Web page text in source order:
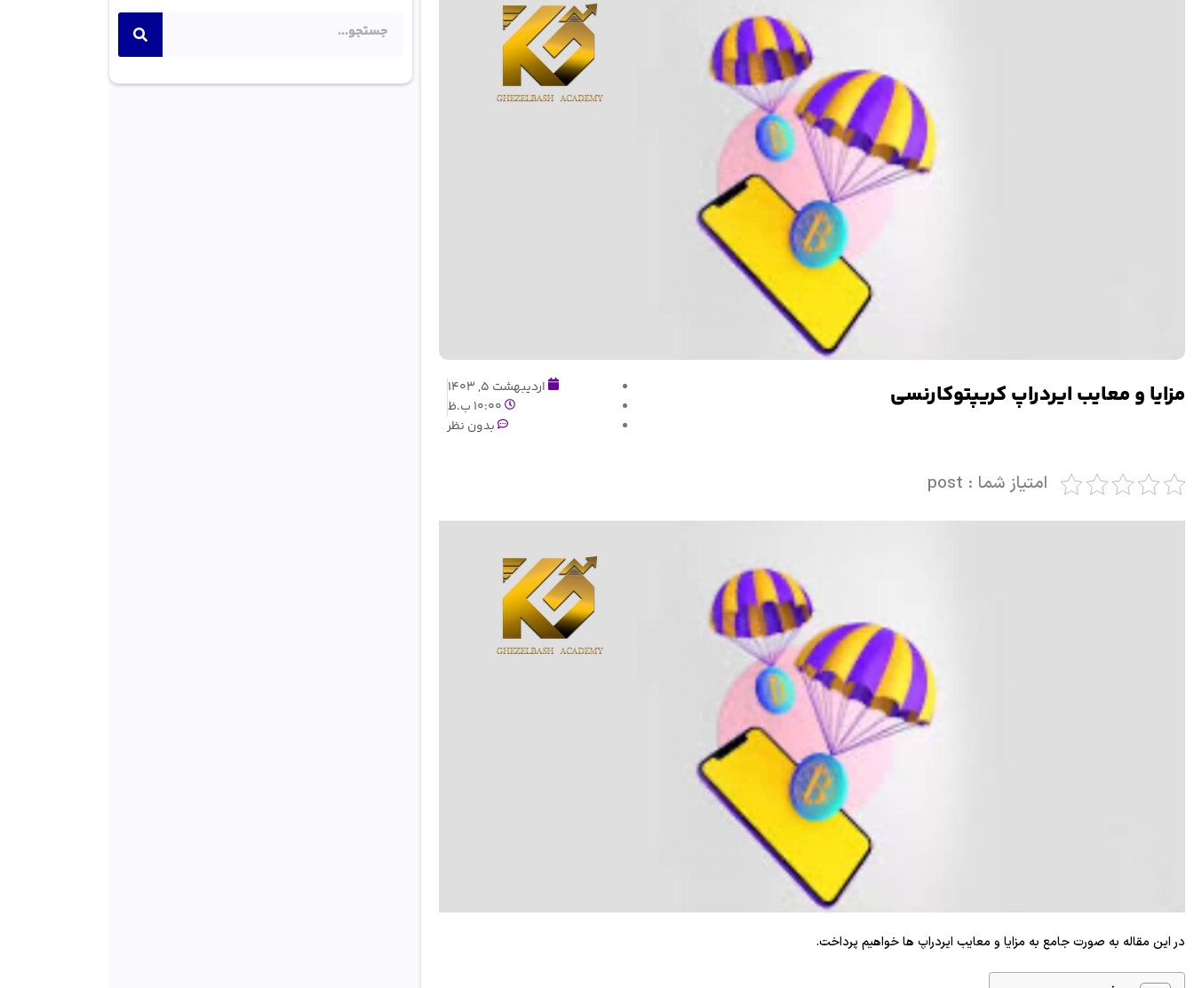
مزایا و معایب ایردراپ کریپتوکارنسی
اردیبهشت 5, 1403
10:00 ب.ظ
بدون نظر
امتیاز شما : post
در این مقاله به صورت جامع به مزایا و معایب ایردراپ ها خواهیم پرداخت.